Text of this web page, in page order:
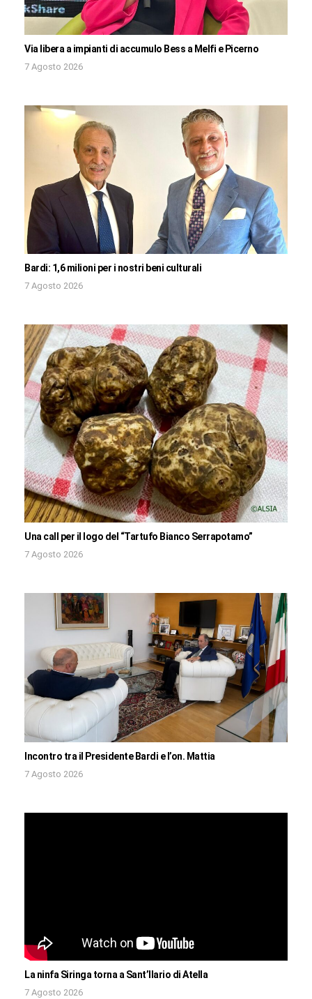
Via libera a impianti di accumulo Bess a Melfi e Picerno
7 Agosto 2026
Bardi: 1,6 milioni per i nostri beni culturali
7 Agosto 2026
Una call per il logo del “Tartufo Bianco Serrapotamo”
7 Agosto 2026
Incontro tra il Presidente Bardi e l’on. Mattia
7 Agosto 2026
La ninfa Siringa torna a Sant’Ilario di Atella
7 Agosto 2026